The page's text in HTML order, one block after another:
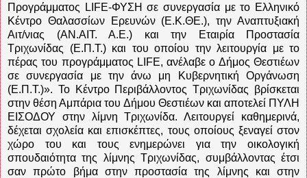
Προγράμματος LIFE-ΦΥΣΗ σε συνεργασία με το Ελληνικό
Κέντρο Θαλασσίων Ερευνών (Ε.Κ.ΘΕ.), την Αναπτυξιακή
Αιτ/νιας (ΑΝ.ΑΙΤ. Α.Ε.) και την Εταιρία Προστασία
Τριχωνίδας (Ε.Π.Τ.) και του οποίου την λειτουργία με το
πέρας του προγράμματος LIFE, ανέλαβε ο Δήμος Θεστιέων
σε συνεργασία με την άνω μη Κυβερνητική Οργάνωση
(Ε.Π.Τ.)». Το Κέντρο Περιβάλλοντος Τριχωνίδας βρίσκεται
στην θέση Αμπάρια του Δήμου Θεστιέων και αποτελεί ΠΥΛΗ
ΕΙΣΟΔΟΥ στην λίμνη Τριχωνίδα. Λειτουργεί καθημερινά,
δέχεται σχολεία και επισκέπτες, τους οποίους ξεναγεί στον
χώρο του και τους ενημερώνει για την οικολογική
σπουδαιότητα της λίμνης Τριχωνίδας, συμβάλλοντας έτσι
σαν πρώτο βήμα στην προστασία της λίμνης και στην